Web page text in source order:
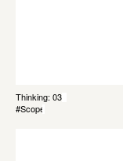
Thinking: 038
#Scope